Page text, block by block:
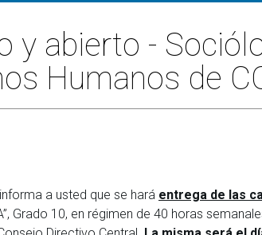
abierto -
Humanos de
a usted que se hará entrega de las
Grado 10, en régimen de 40 horas